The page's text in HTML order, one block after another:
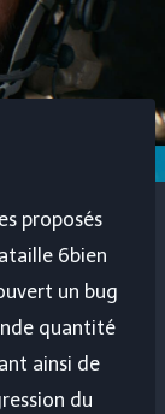
proposés
6bien
un bug
quantité
ainsi de
du